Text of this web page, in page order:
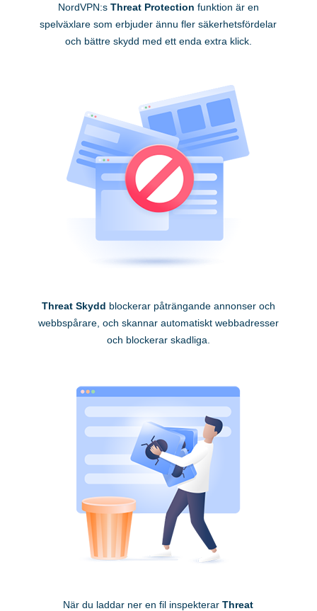
NordVPN:s Threat Protection funktion är en
spelväxlare som erbjuder ännu fler säkerhetsfördelar
och bättre skydd med ett enda extra klick.
Threat Skydd blockerar påträngande annonser och
webbspårare, och skannar automatiskt webbadresser
och blockerar skadliga.
När du laddar ner en fil inspekterarThreat